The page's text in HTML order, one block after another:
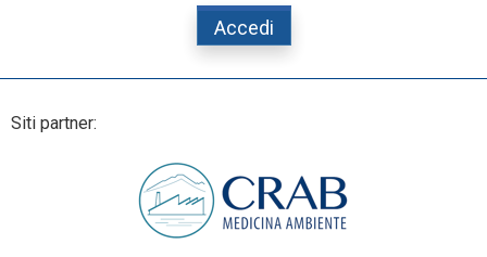
Accedi
Siti partner: